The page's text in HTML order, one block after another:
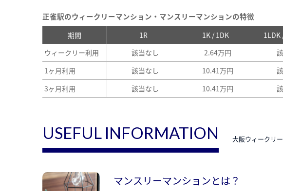
正雀駅のウィークリーマンション・マンスリーマンションの特徴
期間 1R 1K / 1DK 1LDK
ウィークリー利用
該当なし 2.64万円
1ヶ月利用
該当なし 10.41万円
3ヶ月利用
該当なし 10.41万円
USEFUL INFORMATION 大阪ウィークリ
マンスリーマンションとは？